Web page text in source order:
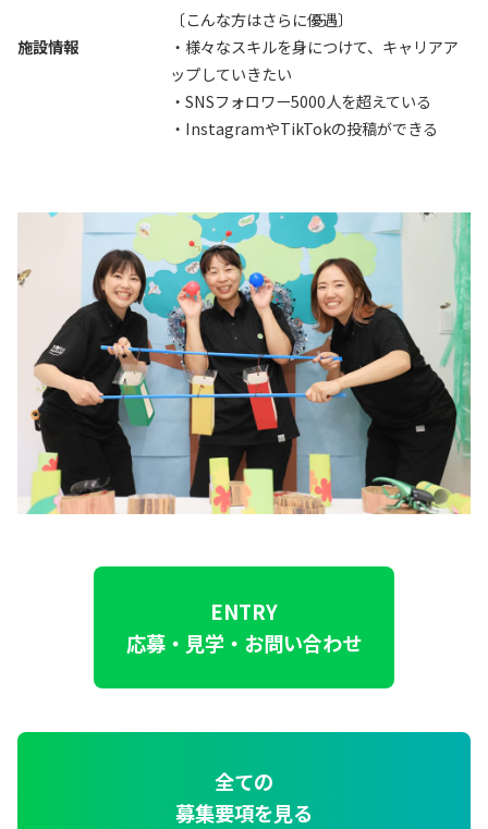
施設情報
〔こんな方はさらに優遇〕
・様々なスキルを身につけて、キャリアア
ップしていきたい
・SNSフォロワー5000人を超えている
・InstagramやTikTokの投稿ができる
ENTRY
応募・見学・お問い合わせ
全ての
募集要項を見る